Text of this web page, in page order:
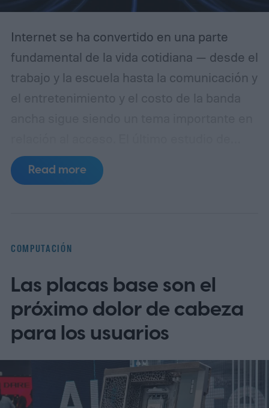
Internet se ha convertido en una parte
fundamental de la vida cotidiana — desde el
trabajo y la escuela hasta la comunicación y
el entretenimiento y el costo de la banda
NetCredit revela los países donde la banda
ancha es más barata y costosa en relación
Read more
COMPUTACIÓN
Las placas base son el
próximo dolor de cabeza
para los usuarios